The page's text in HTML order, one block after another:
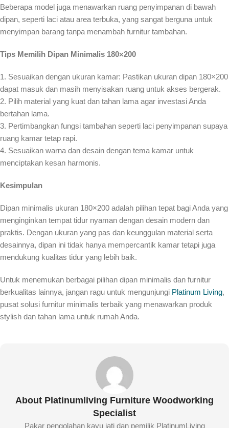
Beberapa model juga menawarkan ruang penyimpanan di bawah
dipan, seperti laci atau area terbuka, yang sangat berguna untuk
menyimpan barang tanpa menambah furnitur tambahan.
Tips Memilih Dipan Minimalis 180×200
1. Sesuaikan dengan ukuran kamar: Pastikan ukuran dipan 180×200
dapat masuk dan masih menyisakan ruang untuk akses bergerak.
2. Pilih material yang kuat dan tahan lama agar investasi Anda
bertahan lama.
3. Pertimbangkan fungsi tambahan seperti laci penyimpanan supaya
ruang kamar tetap rapi.
4. Sesuaikan warna dan desain dengan tema kamar untuk
menciptakan kesan harmonis.
Kesimpulan
Dipan minimalis ukuran 180×200 adalah pilihan tepat bagi Anda yang
menginginkan tempat tidur nyaman dengan desain modern dan
praktis. Dengan ukuran yang pas dan keunggulan material serta
desainnya, dipan ini tidak hanya mempercantik kamar tetapi juga
mendukung kualitas tidur yang lebih baik.
Untuk menemukan berbagai pilihan dipan minimalis dan furnitur
berkualitas lainnya, jangan ragu untuk mengunjungi Platinum Living,
pusat solusi furnitur minimalis terbaik yang menawarkan produk
stylish dan tahan lama untuk rumah Anda.
About Platinumliving Furniture Woodworking
Specialist
Pakar pengolahan kayu jati dan pemilik PlatinumLiving